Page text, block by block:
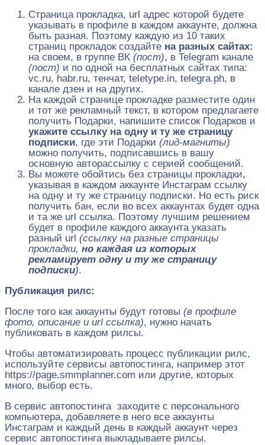
Страница прокладка, url адрес которой будете
указывать в профиле в каждом аккаунте, должна
быть разная. Поэтому каждую из 10 таких
страниц прокладок создайте на разных сайтах:
на своем, в группе ВК (пост), в Telegram канале
(пост) и по одной на бесплатных сайтах типа:
vc.ru, habr.ru, тенчат, teletype.in, telegra.ph, в
канале дзен и на других.
На каждой странице прокладке разместите один
и тот же рекламный текст, в котором предлагаете
получить Подарки, напишите список Подарков и
укажите ссылку на одну и ту же страницу
подписки, где эти Подарки (лид-магниты)
можно получить, подписавшись в вашу
основную авторассылку с серией сообщений.
Вы можете обойтись без страницы прокладки,
указывая в каждом аккаунте Инстаграм ссылку
на одну и ту же страницу подписки. Но есть риск
получить бан, если во всех аккаунтах будет одна
и та же url ссылка. Поэтому лучшим решением
будет в профиле каждого аккаунта указать
разный url (ссылку на разные страницы
прокладки, но каждая из которых
рекламирует одну и ту же страницу
подписки).
Публикация рилс:
После того как аккаунты будут готовы (в профиле
фото, описание и url ссылка), нужно начать
публиковать в каждом рилсы.
Чтобы автоматизировать процесс публикации рилс,
используйте сервисы автопостинга, например этот
https://page.smmplanner.com или другие, которых
много, выбор есть.
В сервис автопостинга заходите с персонального
компьютера, добавляете в него все аккаунты
Инстаграм и каждый день в каждый аккаунт через
сервис автопостинга выкладываете рилсы.